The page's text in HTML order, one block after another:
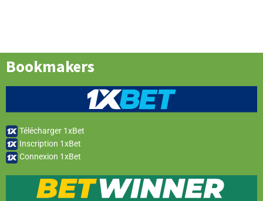
Bookmakers
Télécharger 1xBet
Inscription 1xBet
Connexion 1xBet